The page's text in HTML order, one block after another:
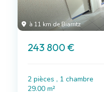
à 11 km de Biarritz
243 800 €
2 pièces , 1 chambre
29.00 m²